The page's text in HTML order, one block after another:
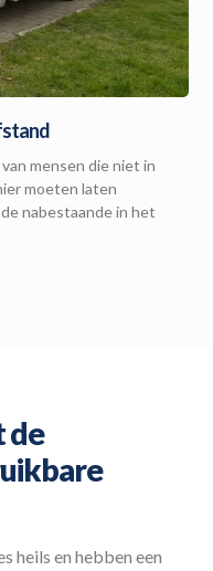
mensen die niet in
moeten laten
nabestaande in het
de
heils en hebben een